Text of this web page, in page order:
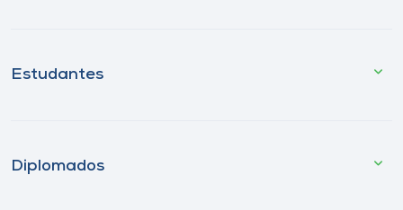
Estudantes
Diplomados